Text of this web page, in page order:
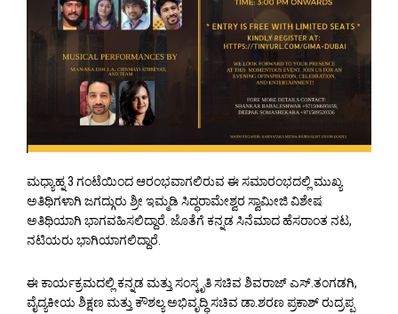
ಮಧ್ಯಾಹ್ನ 3 ಗಂಟೆಯಿಂದ ಆರಂಭವಾಗಲಿರುವ ಈ ಸಮಾರಂಭದಲ್ಲಿ ಮುಖ್ಯ
ಅತಿಥಿಗಳಾಗಿ ಜಗದ್ಗುರು ಶ್ರೀ ಇಮ್ಮಡಿ ಸಿದ್ಧರಾಮೇಶ್ವರ ಸ್ವಾಮೀಜಿ ವಿಶೇಷ
ಅತಿಥಿಯಾಗಿ ಭಾಗವಹಿಸಲಿದ್ದಾರೆ. ಜೊತೆಗೆ ಕನ್ನಡ ಸಿನೆಮಾದ ಹೆಸರಾಂತ ನಟ,
ನಟಿಯರು ಭಾಗಿಯಾಗಲಿದ್ದಾರೆ.
ಈ ಕಾರ್ಯಕ್ರಮದಲ್ಲಿ ಕನ್ನಡ ಮತ್ತು ಸಂಸ್ಕೃತಿ ಸಚಿವ ಶಿವರಾಜ್ ಎಸ್.ತಂಗಡಗಿ,
ವೈದ್ಯಕೀಯ ಶಿಕ್ಷಣ ಮತ್ತು ಕೌಶಲ್ಯ ಅಭಿವೃದ್ಧಿ ಸಚಿವ ಡಾ.ಶರಣ ಪ್ರಕಾಶ್ ರುದ್ರಪ್ಪ